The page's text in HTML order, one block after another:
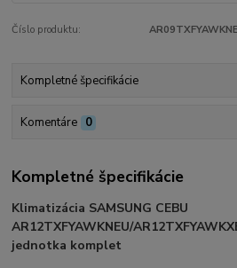
Číslo produktu:
Kompletné špecifikácie
Komentáre 0
Kompletné špecifikácie
Klimatizácia SAMSUNG CEBU
AR12TXFYAWKNEU/
jednotka komplet